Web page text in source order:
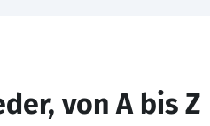
von A bis Z